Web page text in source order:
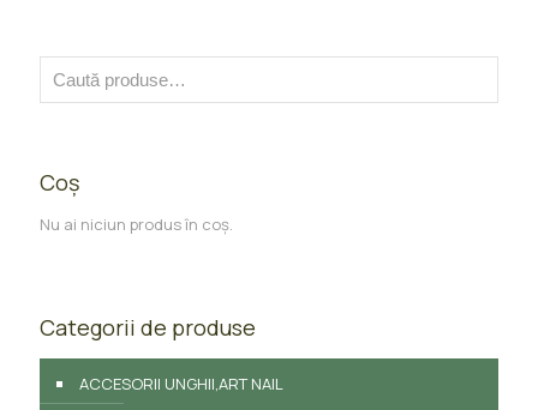
Coș
Nu ai niciun produs în coș.
Categorii de produse
ACCESORII UNGHII,ART NAIL